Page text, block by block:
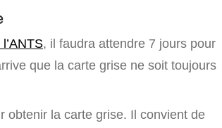
, il faudra attendre 7 jours pour
que la carte grise ne soit toujours
obtenir la carte grise. Il convient de